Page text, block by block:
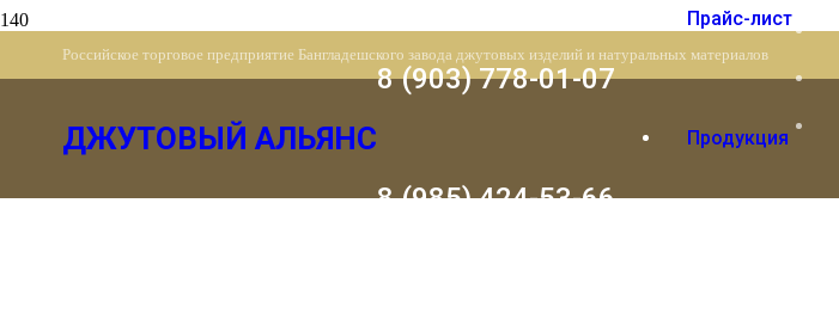
Российское торговое предприятие Бангладешского завода джутовых изделий и натуральных материалов
ДЖУТОВЫЙ АЛЬЯНС
8 (903) 778-01-07
8 (985) 424-53-66
Прайс-лист
Продукция